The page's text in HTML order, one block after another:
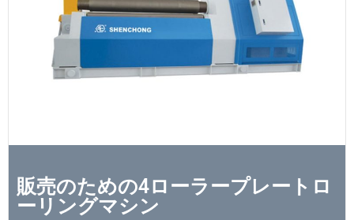
販売のための4ローラープレートロ
ーリングマシン